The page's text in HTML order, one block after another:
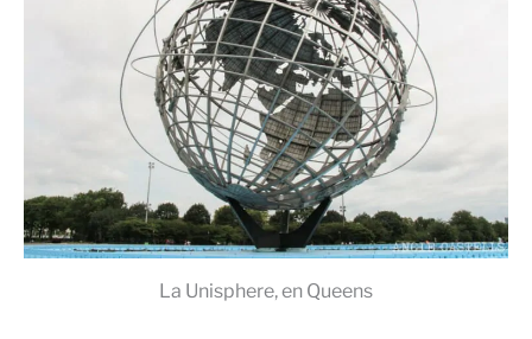
La Unisphere, en Queens